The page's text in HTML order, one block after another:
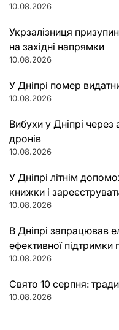
10.08.2026
Укрзалізниця
на західні напрямки
10.08.2026
У Дніпрі помер
10.08.2026
Вибухи у Дніпрі
дронів
10.08.2026
У Дніпрі літнім
книжки і
10.08.2026
В Дніпрі запрацював
ефективної підтримки
10.08.2026
Свято 10 серпня:
10.08.2026